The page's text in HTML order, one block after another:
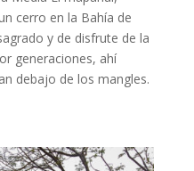
cerro en la Bahía de
y de disfrute de la
generaciones, ahí
debajo de los mangles.